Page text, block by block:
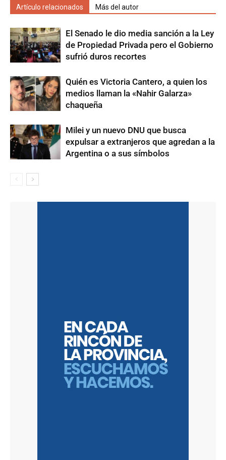
Artículo relacionados Más del autor
El Senado le dio media sanción a la Ley
de Propiedad Privada pero el Gobierno
sufrió duros recortes
Quién es Victoria Cantero, a quien los
medios llaman la «Nahir Galarza»
chaqueña
Milei y un nuevo DNU que busca
expulsar a extranjeros que agredan a la
Argentina o a sus símbolos